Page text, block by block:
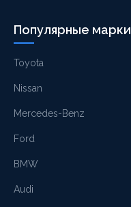
Популярные марки
Toyota
Nissan
Mercedes-Benz
Ford
BMW
Audi